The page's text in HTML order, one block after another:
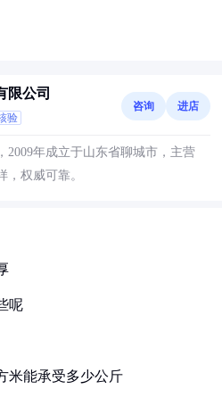
限公司
验
咨询 进店
2009年成立于山东省聊城市，主营
，权威可靠。
呢
米能承受多少公斤